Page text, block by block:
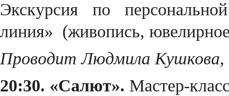
Экскурсия по
линия» (живопись,
Проводит Людмила Кушкова,
20:30. «Салют». Мастер-